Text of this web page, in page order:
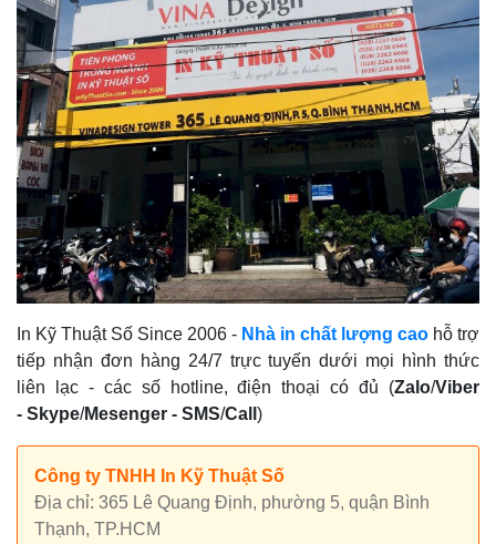
In Kỹ Thuật Số Since 2006 - Nhà in chất lượng cao hỗ trợ
tiếp nhận đơn hàng 24/7 trực tuyến dưới mọi hình thức
liên lạc - các số hotline, điện thoại có đủ (Zalo/Viber
- Skype/Mesenger - SMS/Call )
Công ty TNHH In Kỹ Thuật Số
Địa chỉ: 365 Lê Quang Định, phường 5, quận Bình
Thạnh, TP.HCM